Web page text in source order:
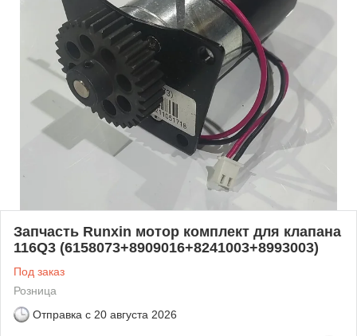
Запчасть Runxin мотор комплект для клапана
116Q3 (6158073+8909016+8241003+8993003)
Под заказ
Розница
Отправка с 20 августа 2026